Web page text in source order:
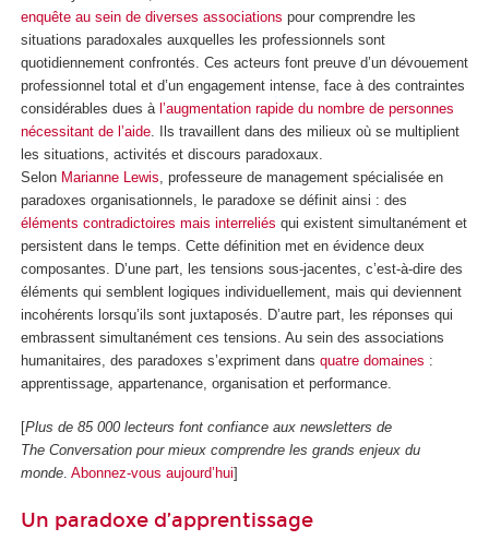
enquête au sein de diverses associations pour comprendre les
situations paradoxales auxquelles les professionnels sont
quotidiennement confrontés. Ces acteurs font preuve d’un dévouement
professionnel total et d’un engagement intense, face à des contraintes
considérables dues à l’augmentation rapide du nombre de personnes
nécessitant de l’aide . Ils travaillent dans des milieux où se multiplient
les situations, activités et discours paradoxaux.
Selon Marianne Lewis , professeure de management spécialisée en
paradoxes organisationnels, le paradoxe se définit ainsi : des
éléments contradictoires mais interreliés qui existent simultanément et
persistent dans le temps. Cette définition met en évidence deux
composantes. D’une part, les tensions sous-jacentes, c’est-à-dire des
éléments qui semblent logiques individuellement, mais qui deviennent
incohérents lorsqu’ils sont juxtaposés. D’autre part, les réponses qui
embrassent simultanément ces tensions. Au sein des associations
humanitaires, des paradoxes s’expriment dans quatre domaines :
apprentissage, appartenance, organisation et performance.
[Plus de 85 000 lecteurs font confiance aux newsletters de
The Conversation pour mieux comprendre les grands enjeux du
monde. Abonnez-vous aujourd’hui]
Un paradoxe d’apprentissage